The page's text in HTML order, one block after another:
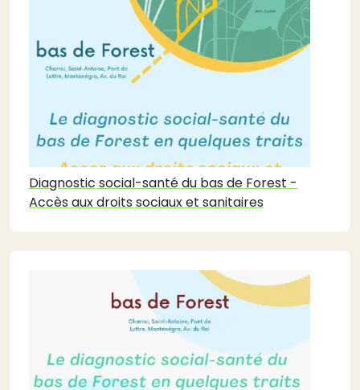
Diagnostic social-santé du bas de Forest -
Accès aux droits sociaux et sanitaires